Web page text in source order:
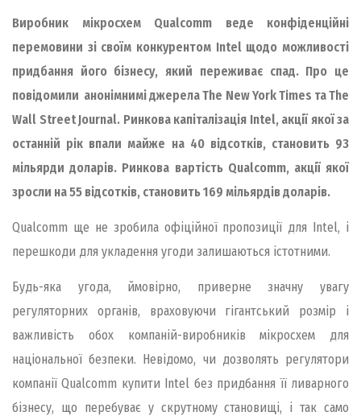
Виробник мікросхем Qualcomm веде конфіденційні
перемовини зі своїм конкурентом Intel щодо можливості
придбання його бізнесу, який переживає спад. Про це
повідомили анонімнимі джерела The New York Times та The
Wall Street Journal. Ринкова капіталізація Intel, акції якої за
останній рік впали майже на 40 відсотків, становить 93
мільярди доларів. Ринкова вартість Qualcomm, акції якої
зросли на 55 відсотків, становить 169 мільярдів доларів.
Qualcomm ще не зробила офіційної пропозиції для Intel, і
перешкоди для укладення угоди залишаються істотними.
Будь-яка угода, ймовірно, приверне значну увагу
регуляторних органів, враховуючи гігантський розмір і
важливість обох компаній-виробників мікросхем для
національної безпеки. Невідомо, чи дозволять регулятори
компанії Qualcomm купити Intel без придбання її ливарного
бізнесу, що перебуває у скрутному становищі, і так само